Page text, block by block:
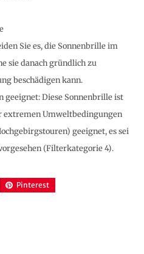
Sie es, die Sonnenbrille im
sie danach gründlich zu
beschädigen kann.
Diese Sonnenbrille ist
extremen Umweltbedingungen
geeignet, es sei
(Filterkategorie 4).
Pinterest